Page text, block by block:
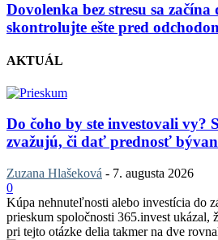
Dovolenka bez stresu sa začína
skontrolujte ešte pred
AKTUÁL
Do čoho by ste investovali vy?
zvažujú, či dať prednosť
Zuzana Hlašeková - 7. augusta 2026
0
Kúpa nehnuteľnosti alebo investícia do
prieskum spoločnosti 365.invest ukázal,
pri tejto otázke delia takmer na dve